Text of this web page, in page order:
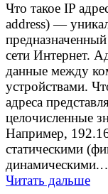
Что такое IP
address) —
сети Интернет.
данные между
устройствами.
адреса
целочисленные
Например,
статическими
Читать дальше